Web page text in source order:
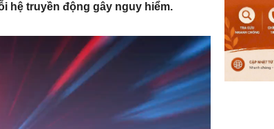
hệ truyền động gây nguy hiểm.